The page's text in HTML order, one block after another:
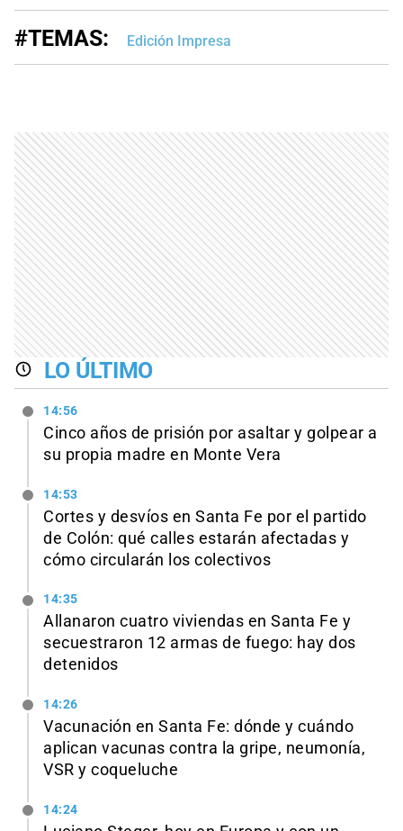
#TEMAS: Edición Impresa
LO ÚLTIMO
14:56
Cinco años de prisión por asaltar y golpear a
su propia madre en Monte Vera
14:53
Cortes y desvíos en Santa Fe por el partido
de Colón: qué calles estarán afectadas y
cómo circularán los colectivos
14:35
Allanaron cuatro viviendas en Santa Fe y
secuestraron 12 armas de fuego: hay dos
detenidos
14:26
Vacunación en Santa Fe: dónde y cuándo
aplican vacunas contra la gripe, neumonía,
VSR y coqueluche
14:24